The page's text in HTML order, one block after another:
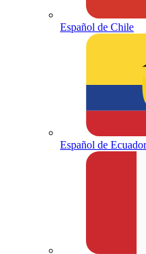
Español de Chile
Español de Ecuador